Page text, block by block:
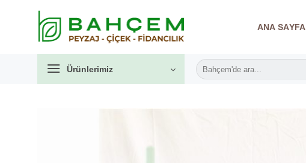
ANA SAYFA
Ürünlerimiz
Ara: